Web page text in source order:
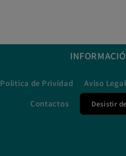
Politica de Prividad Aviso Legal
Contactos
Desistir